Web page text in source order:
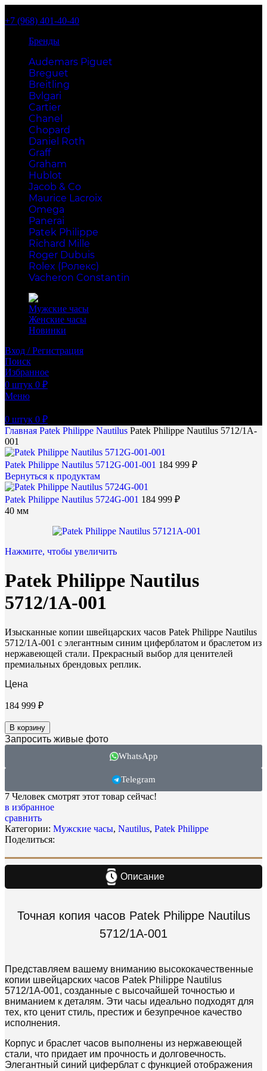
+7 (968) 401-40-40
Бренды
Audemars Piguet
Breguet
Breitling
Bvlgari
Cartier
Chanel
Chopard
Daniel Roth
Graff
Graham
Hublot
Jacob & Co
Maurice Lacroix
Omega
Panerai
Patek Philippe
Richard Mille
Roger Dubuis
Rolex (Ролекс)
Vacheron Constantin
Мужские часы
Женские часы
Новинки
Вход / Регистрация
Поиск
Избранное
0 штук 0 ₽
Меню
0 штук 0 ₽
Главная Patek Philippe Nautilus Patek Philippe Nautilus 5712/1A-
001
Patek Philippe Nautilus 5712G-001-001 184 999 ₽
Вернуться к продуктам
Patek Philippe Nautilus 5724G-001 184 999 ₽
40 мм
Нажмите, чтобы увеличить
Patek Philippe Nautilus
5712/1A-001
Изысканные копии швейцарских часов Patek Philippe Nautilus
5712/1A-001 с элегантным синим циферблатом и браслетом из
нержавеющей стали. Прекрасный выбор для ценителей
премиальных брендовых реплик.
Цена
184 999 ₽
В корзину
Запросить живые фото
WhatsApp
Telegram
7 Человек смотрят этот товар сейчас!
в избранное
сравнить
Категории: Мужские часы, Nautilus, Patek Philippe
Поделиться:
Описание
Точная копия часов Patek Philippe Nautilus
5712/1A-001
Представляем вашему вниманию высококачественные
копии швейцарских часов Patek Philippe Nautilus
5712/1A-001, созданные с высочайшей точностью и
вниманием к деталям. Эти часы идеально подходят для
тех, кто ценит стиль, престиж и безупречное качество
исполнения.
Корпус и браслет часов выполнены из нержавеющей
стали, что придает им прочность и долговечность.
Элегантный синий циферблат с функцией отображения